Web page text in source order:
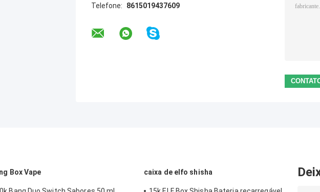
Telefone:
8615019437609
Box Vape caixa de elfo shisha